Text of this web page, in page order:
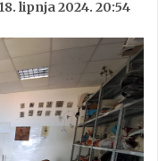
18. lipnja 2024. 20:54